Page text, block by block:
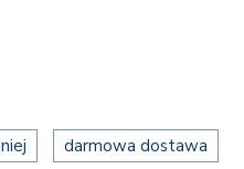
darmowa dostawa